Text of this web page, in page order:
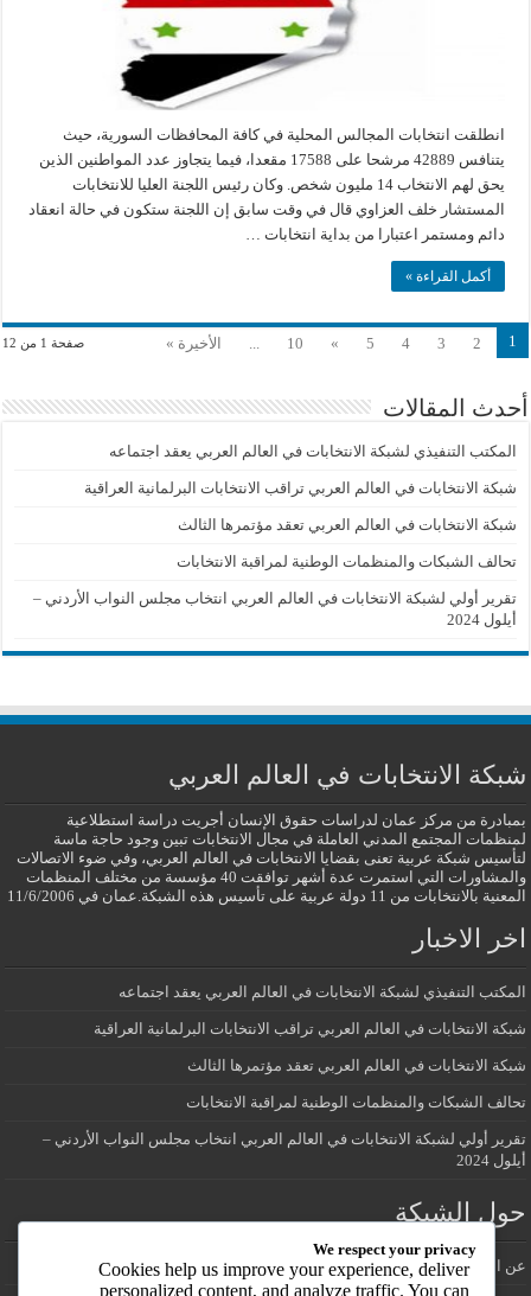
انطلقت انتخابات المجالس المحلية في كافة المحافظات السورية، حيث
يتنافس 42889 مرشحا على 17588 مقعدا، فيما يتجاوز عدد المواطنين الذين
يحق لهم الانتخاب 14 مليون شخص. وكان رئيس اللجنة العليا للانتخابات
المستشار خلف العزاوي قال في وقت سابق إن اللجنة ستكون في حالة انعقاد
دائم ومستمر اعتبارا من بداية انتخابات …
أكمل القراءة »
صفحة 1 من 12 1
2
3
4
5
»
10
... الأخيرة »
أحدث المقالات
المكتب التنفيذي لشبكة الانتخابات في العالم العربي يعقد اجتماعه
شبكة الانتخابات في العالم العربي تراقب الانتخابات البرلمانية العراقية
شبكة الانتخابات في العالم العربي تعقد مؤتمرها الثالث
تحالف الشبكات والمنظمات الوطنية لمراقبة الانتخابات
تقرير أولي لشبكة الانتخابات في العالم العربي انتخاب مجلس النواب الأردني –
أيلول 2024
شبكة الانتخابات في العالم العربي
بمبادرة من مركز عمان لدراسات حقوق الإنسان أجريت دراسة استطلاعية
لمنظمات المجتمع المدني العاملة في مجال الانتخابات تبين وجود حاجة ماسة
لتأسيس شبكة عربية تعنى بقضايا الانتخابات في العالم العربي، وفي ضوء الاتصالات
والمشاورات التي استمرت عدة أشهر توافقت 40 مؤسسة من مختلف المنظمات
المعنية بالانتخابات من 11 دولة عربية على تأسيس هذه الشبكة.عمان في 11/6/2006
اخر الاخبار
المكتب التنفيذي لشبكة الانتخابات في العالم العربي يعقد اجتماعه
شبكة الانتخابات في العالم العربي تراقب الانتخابات البرلمانية العراقية
شبكة الانتخابات في العالم العربي تعقد مؤتمرها الثالث
تحالف الشبكات والمنظمات الوطنية لمراقبة الانتخابات
تقرير أولي لشبكة الانتخابات في العالم العربي انتخاب مجلس النواب الأردني –
أيلول 2024
حول الشبكة
عن الشبكة
We respect your privacy
Cookies help us improve your experience, deliver
personalized content, and analyze traffic. You can